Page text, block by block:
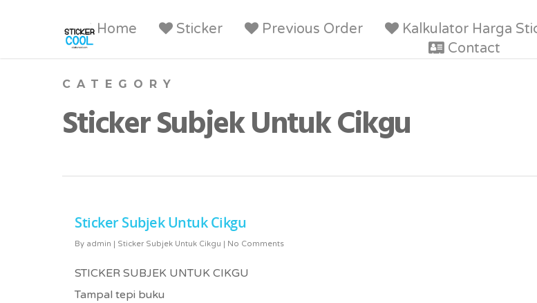
Home Sticker Previous Order Kalkulator Harga
Contact
CATEGORY
Sticker Subjek Untuk Cikgu
Sticker Subjek Untuk Cikgu
By admin | Sticker Subjek Untuk Cikgu | No Comments
STICKER SUBJEK UNTUK CIKGU
Tampal tepi buku